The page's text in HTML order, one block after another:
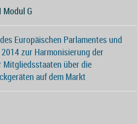
Modul G
Europäischen Parlamentes und
zur Harmonisierung der
über die
auf dem Markt